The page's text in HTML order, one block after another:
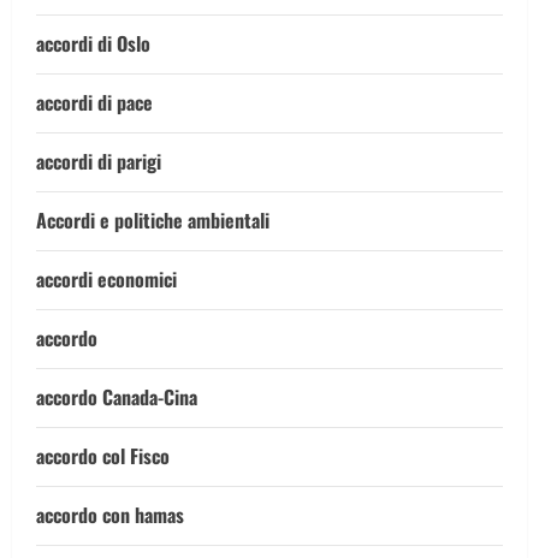
accordi di Oslo
accordi di pace
accordi di parigi
Accordi e politiche ambientali
accordi economici
accordo
accordo Canada-Cina
accordo col Fisco
accordo con hamas